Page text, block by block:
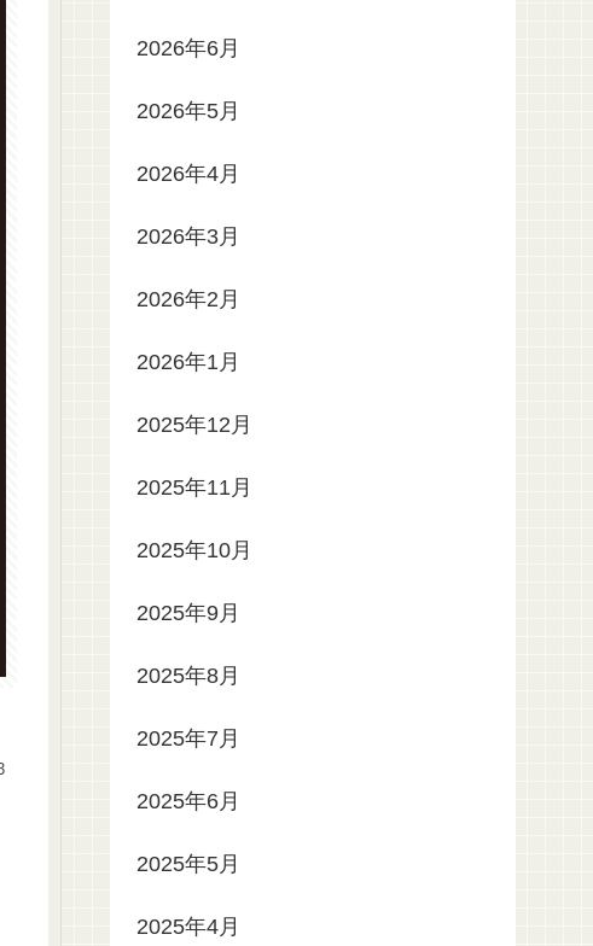
2026年6月
2026年5月
2026年4月
2026年3月
2026年2月
2026年1月
2025年12月
2025年11月
2025年10月
2025年9月
2025年8月
2025年7月
2025年6月
2025年5月
2025年4月